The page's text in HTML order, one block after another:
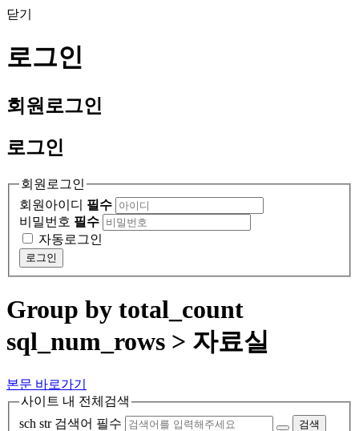
닫기
로그인
회원 로그인
로그인
회원로그인
회원아이디 필수
비밀번호 필수
자동로그인
로그인
Group by total_count
sql_num_rows > 자료실
본문 바로가기
사이트 내 전체검색
sch str 검색어 필수
검색